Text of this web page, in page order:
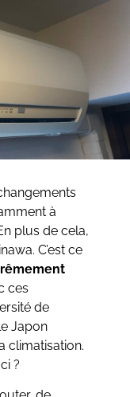
à
plus de cela,
C’est ce
ces
de
Japon
climatisation.
?